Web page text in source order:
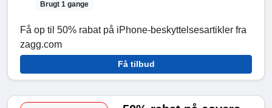
Brugt 1 gange
Få op til 50% rabat på iPhone-beskyttelsesartikler fra
zagg.com
Få tilbud